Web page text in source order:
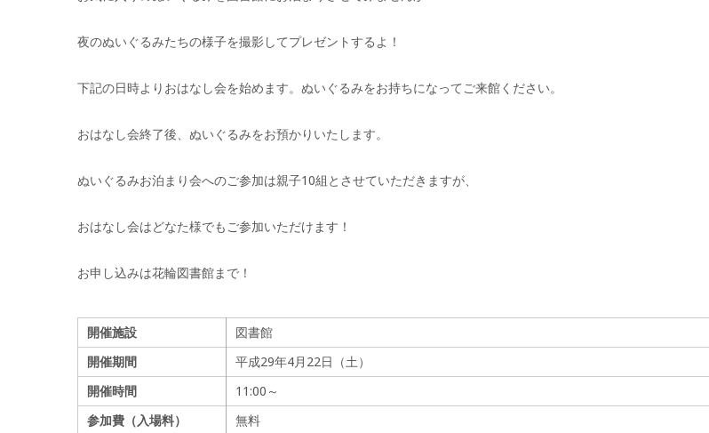
夜のぬいぐるみたちの様子を撮影してプレゼントするよ！
下記の日時よりおはなし会を始めます。ぬいぐるみをお持ちになってご来館ください。
おはなし会終了後、ぬいぐるみをお預かりいたします。
ぬいぐるみお泊まり会へのご参加は親子10組とさせていただきますが、
おはなし会はどなた様でもご参加いただけます！
お申し込みは花輪図書館まで！
開催施設
図書館
開催期間
平成29年4月22日（土）
開催時間
11:00～
参加費（入場料）
無料